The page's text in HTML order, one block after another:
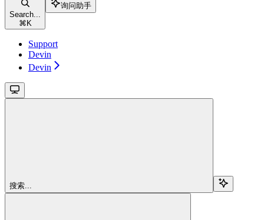
Search...
⌘ K
询问助手
Support
Devin
Devin
搜索...